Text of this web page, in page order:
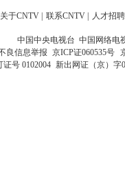
关于CNTV 联系CNTV 人才招聘
中国中央电视台 中国网络电
良信息举报 京ICP证060535号
号 0102004 新出网证（京）